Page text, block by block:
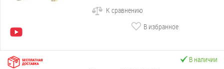
К сравнению
В избранное
В наличии